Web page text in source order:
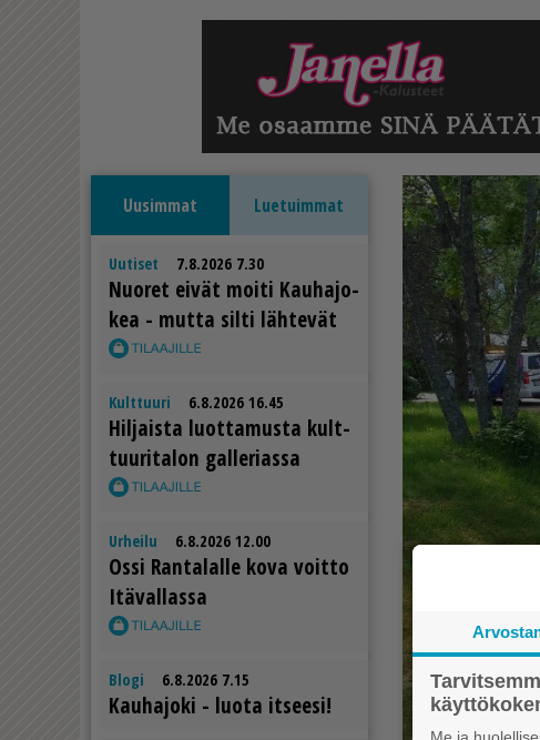
Uusimmat Luetuimmat
Uutiset 7.8.2026 7.30
Nuo­ret ei­vät moi­ti Kau­ha­jo­
kea - mut­ta sil­ti läh­te­vät
Kulttuuri 6.8.2026 16.45
Hil­jais­ta luot­ta­mus­ta kult­
tuu­ri­ta­lon gal­le­ri­as­sa
Urheilu 6.8.2026 12.00
Os­si Ran­ta­lal­le kova voit­to
Itä­val­las­sa
Blogi 6.8.2026 7.15
Kau­ha­jo­ki - luo­ta it­see­si!
Me ja